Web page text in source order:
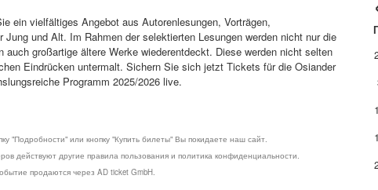
ein vielfältiges Angebot aus Autorenlesungen, Vorträgen,
und Alt. Im Rahmen der selektierten Lesungen werden nicht nur die
auch großartige ältere Werke wiederentdeckt. Diese werden nicht selten
Eindrücken untermalt. Sichern Sie sich jetzt Tickets für die Osiander
Programm 2025/2026 live.
"Подробности" или кнопку "Купить билеты" Вы покидаете наш сайт.
действуют другие правила пользования и политика конфиденциальности.
продаются через AD ticket GmbH.